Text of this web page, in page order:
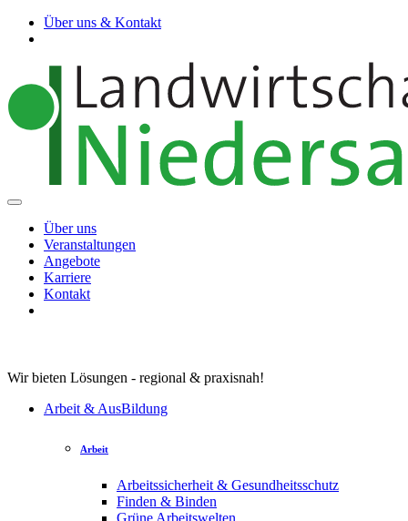
Über uns & Kontakt
Über uns
Veranstaltungen
Angebote
Karriere
Kontakt
Wir bieten Lösungen - regional & praxisnah!
Arbeit & AusBildung
Arbeit
Arbeitssicherheit & Gesundheitsschutz
Finden & Binden
Grüne Arbeitswelten